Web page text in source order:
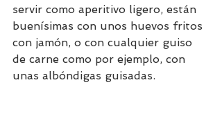
servir como aperitivo ligero, están
buenísimas con unos huevos fritos
con jamón, o con cualquier guiso
de carne como por ejemplo, con
unas albóndigas guisadas.